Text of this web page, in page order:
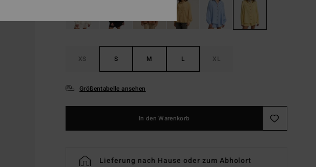
XS S M L XL
Größentabelle ansehen
In den Warenkorb
Lieferung nach Hause oder zum Abholort